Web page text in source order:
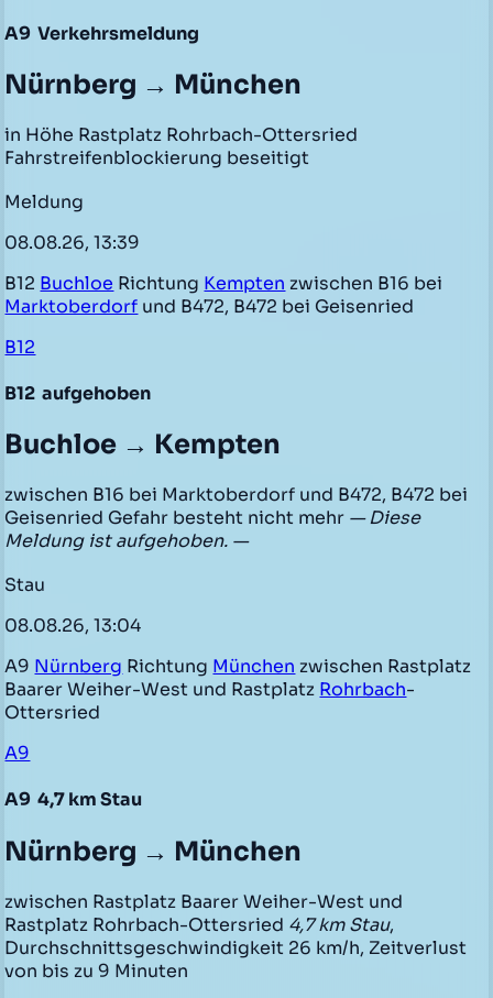
A9 Verkehrsmeldung
Nürnberg → München
in Höhe Rastplatz Rohrbach-Ottersried
Fahrstreifenblockierung beseitigt
Meldung
08.08.26, 13:39
B12 Buchloe Richtung Kempten zwischen B16 bei
Marktoberdorf und B472, B472 bei Geisenried
B12
B12 aufgehoben
Buchloe → Kempten
zwischen B16 bei Marktoberdorf und B472, B472 bei
Geisenried Gefahr besteht nicht mehr — Diese
Meldung ist aufgehoben. —
Stau
08.08.26, 13:04
A9 Nürnberg Richtung München zwischen Rastplatz
Baarer Weiher-West und Rastplatz Rohrbach-
Ottersried
A9
A9 4,7 km Stau
Nürnberg → München
zwischen Rastplatz Baarer Weiher-West und
Rastplatz Rohrbach-Ottersried 4,7 km Stau,
Durchschnittsgeschwindigkeit 26 km/h, Zeitverlust
von bis zu 9 Minuten